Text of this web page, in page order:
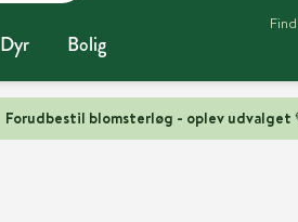
Forudbestil blomsterløg - oplev udvalget
Dyr Bolig